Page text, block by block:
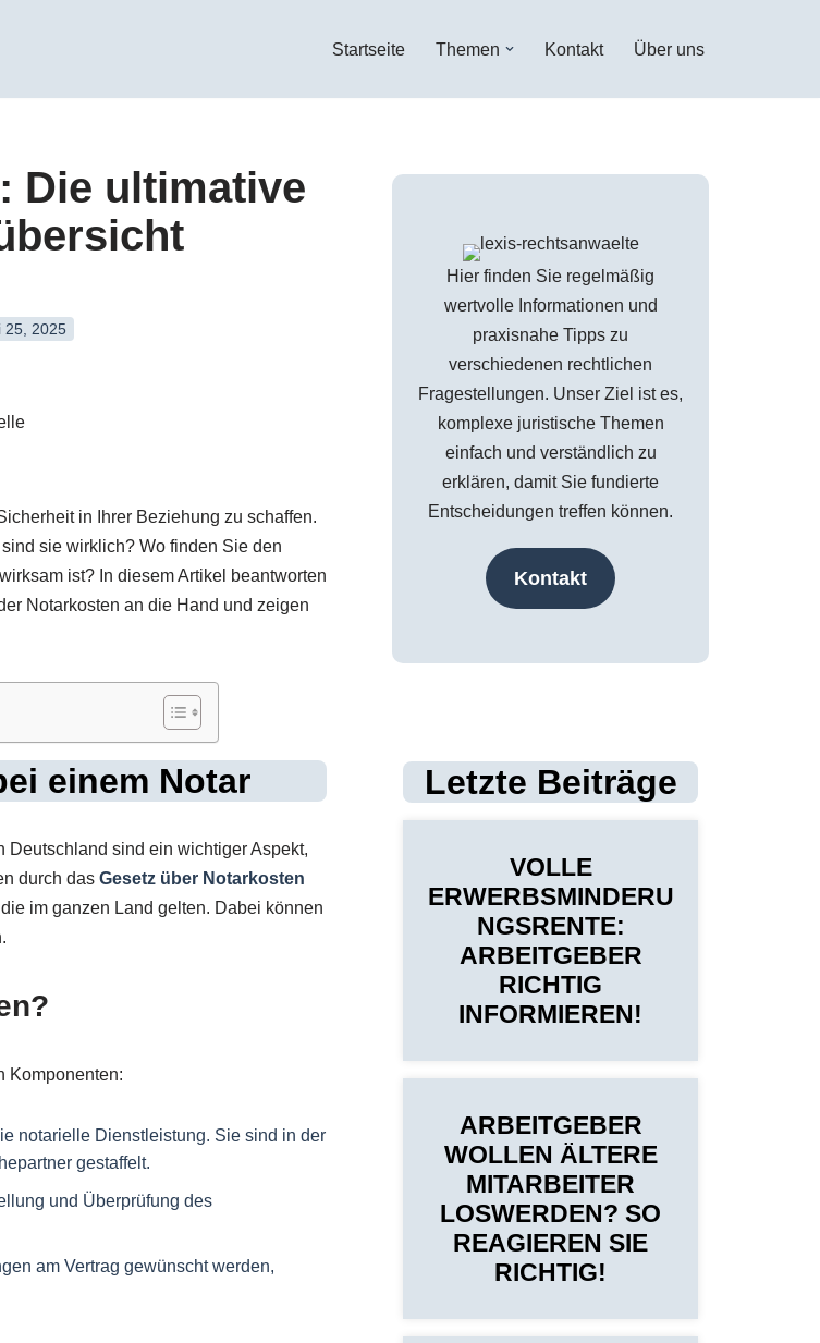
Startseite Themen Kontakt Über uns
Die ultimative
25, 2025
in Ihrer Beziehung zu schaffen.
sie wirklich? Wo finden Sie den
ist? In diesem Artikel beantworten
Notarkosten an die Hand und zeigen
einem Notar
Deutschland sind ein wichtiger Aspekt,
durch das Gesetz über Notarkosten
im ganzen Land gelten. Dabei können
Komponenten:
notarielle Dienstleistung. Sie sind in der
gestaffelt.
und Überprüfung des
am Vertrag gewünscht werden,
Hier finden Sie regelmäßig
wertvolle Informationen und
praxisnahe Tipps zu
verschiedenen rechtlichen
Fragestellungen. Unser Ziel ist es,
komplexe juristische Themen
einfach und verständlich zu
erklären, damit Sie fundierte
Entscheidungen treffen können.
Kontakt
Letzte Beiträge
VOLLE
ERWERBSMINDERU
NGSRENTE:
ARBEITGEBER
RICHTIG
INFORMIEREN!
ARBEITGEBER
WOLLEN ÄLTERE
MITARBEITER
LOSWERDEN? SO
REAGIEREN SIE
RICHTIG!